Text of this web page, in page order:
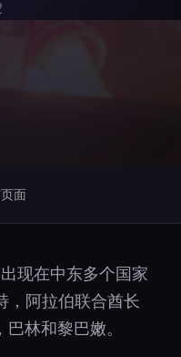
面
现在中东多个国家
，阿拉伯联合酋长
林和黎巴嫩。